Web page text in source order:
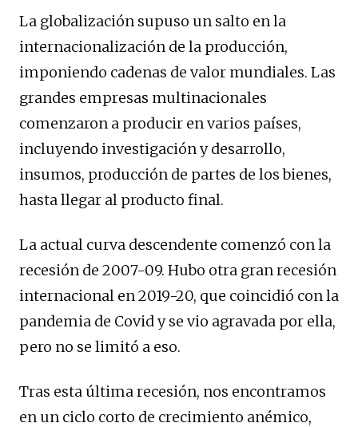
La globalización supuso un salto en la
internacionalización de la producción,
imponiendo cadenas de valor mundiales. Las
grandes empresas multinacionales
comenzaron a producir en varios países,
incluyendo investigación y desarrollo,
insumos, producción de partes de los bienes,
hasta llegar al producto final.
La actual curva descendente comenzó con la
recesión de 2007-09. Hubo otra gran recesión
internacional en 2019-20, que coincidió con la
pandemia de Covid y se vio agravada por ella,
pero no se limitó a eso.
Tras esta última recesión, nos encontramos
en un ciclo corto de crecimiento anémico,